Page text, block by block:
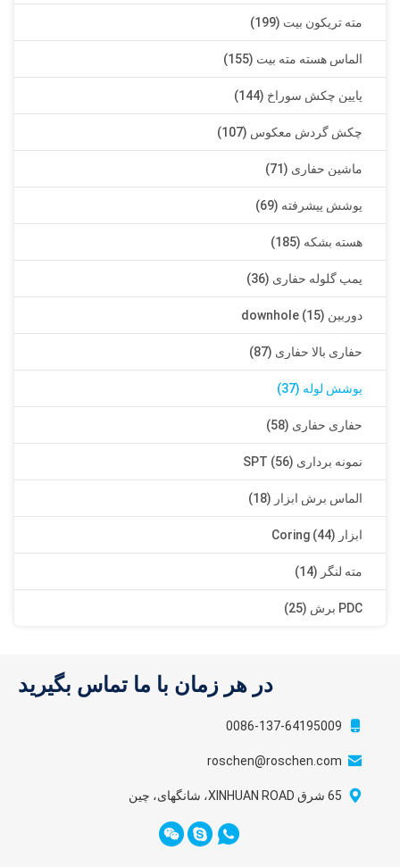
مته تریکون بیت (199)
الماس هسته مته بیت (155)
پایین چکش سوراخ (144)
چکش گردش معکوس (107)
ماشین حفاری (71)
پوشش پیشرفته (69)
هسته بشکه (185)
پمپ گلوله حفاری (36)
دوربین downhole (15)
حفاری بالا حفاری (87)
پوشش لوله (37)
حفاری حفاری (58)
نمونه برداری SPT (56)
الماس برش ابزار (18)
ابزار Coring (44)
مته لنگر (14)
PDC برش (25)
در هر زمان با ما تماس بگیرید
0086-137-64195009
roschen@roschen.com
65 شرق XINHUAN ROAD، شانگهای، چین